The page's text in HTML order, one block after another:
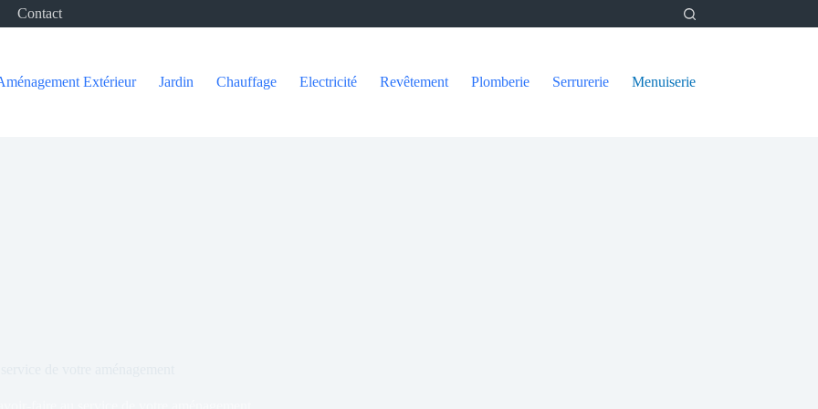
Contact
Extérieur Jardin Chauffage Electricité Revêtement Plomberie Serrurerie Menuiserie